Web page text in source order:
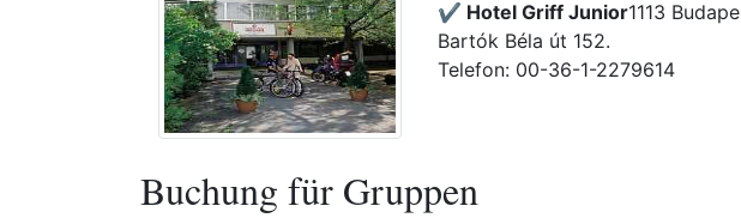
✔️ Hotel Griff Junior1113
Bartók Béla út 152.
Telefon: 00-36-1-2279614
Buchung für Gruppen